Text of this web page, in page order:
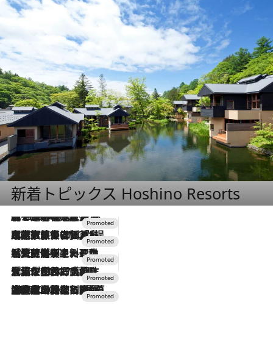
新着トピックス Hoshino Resorts
2026.8.7
【トンボの足水浴】ヒノキの香りに包まれて涼感マックス！約13℃の湧水かけ流しを避暑地「星野温泉 トンボの湯」で体験
2026.7.31
【ホテル帰省】という選択肢をOMOが提案。家族とほどよい距離を保つには「昼は実家、夜は気兼ねなくホテルで！」
2026.7.24
【夏限定ディナーコース】旬を迎える稚鮎や花ズッキーニなどをイタリア・トスカーナの郷土料理の手法で満喫！
2026.7.17
「土佐和ハーブかき氷」がOMO7高知に登場！生姜、山椒、大葉など目にも舌にも涼を呼ぶ郷土の味
2026.7.10
NEW OPEN！【界 草津】名湯の地に誕生。趣の異なる2種の温泉と上州ならではの会席・蕎麦割烹など美食を味わう究極の癒やし旅